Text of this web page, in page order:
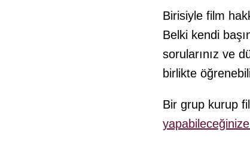
Birisiyle film
Belki kendi
sorularınız ve
birlikte
Bir grup kurup